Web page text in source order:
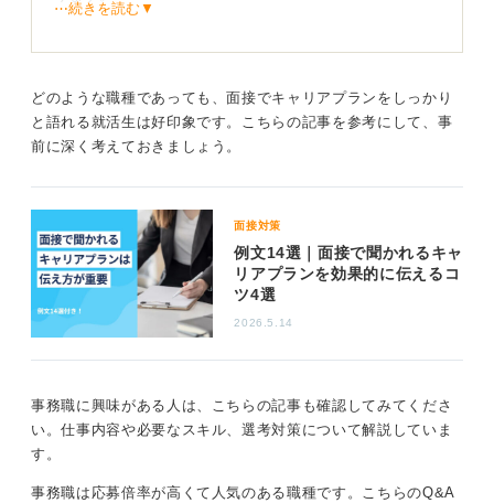
ップが難しい企業も存在しますが、一方でマネージャー
るといったステップアップが可能な企業も存在します。
一言に事務職と言ってもどのような仕事内容なのかは企
実際に会社で勤めている人の声を参考にする
これはシンプルな方法ですが、志望企業で実際に事務職
として働く社員が、入社後どのようなキャリアを歩んで
これらの情報を踏まえたうえで、多くの企業が事務職の
募集をしている中、なぜ、その企業の事務職を選んだの
と思います。
⋯続きを読む▼
どのような職種であっても、面接でキャリアプランをしっかり
と語れる就活生は好印象です。こちらの記事を参考にして、事
前に深く考えておきましょう。
面接対策
例文14選｜面接で聞かれるキャ
リアプランを効果的に伝えるコ
ツ4選
2026.5.14
事務職に興味がある人は、こちらの記事も確認してみてくださ
い。仕事内容や必要なスキル、選考対策について解説していま
す。
事務職は応募倍率が高くて人気のある職種です。こちらのQ&A